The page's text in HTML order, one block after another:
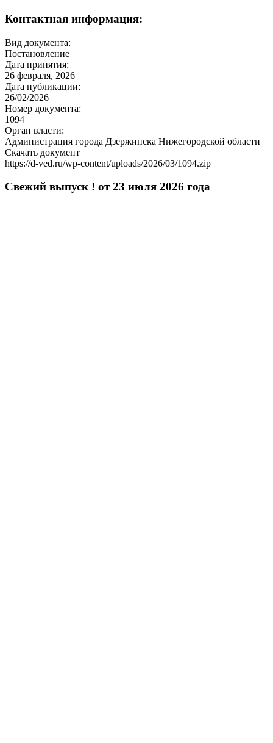
Контактная информация:
Вид документа:
Постановление
Дата принятия:
26 февраля, 2026
Дата публикации:
26/02/2026
Номер документа:
1094
Орган власти:
Администрация города Дзержинска Нижегородской области
Скачать документ
https://d-ved.ru/wp-content/uploads/2026/03/1094.zip
Свежий выпуск ! от 23 июля 2026 года